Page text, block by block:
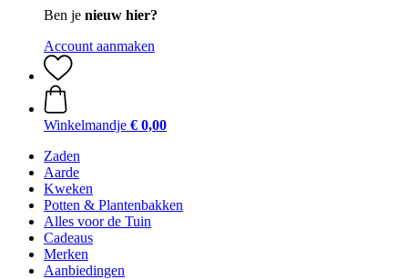
Ben je nieuw hier?
Account aanmaken
Winkelmandje € 0,00
Zaden
Aarde
Kweken
Potten & Plantenbakken
Alles voor de Tuin
Cadeaus
Merken
Aanbiedingen